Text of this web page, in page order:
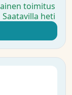
toimitus
Saatavilla heti